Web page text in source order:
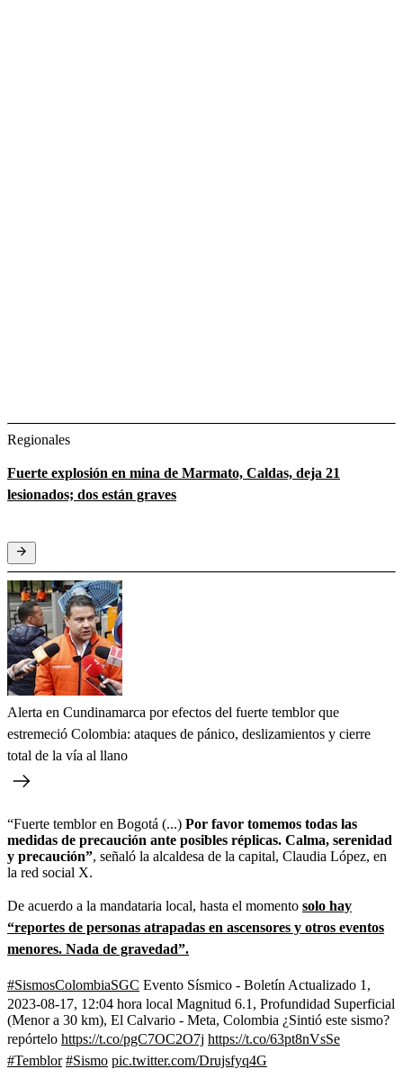
Regionales
Fuerte explosión en mina de Marmato, Caldas, deja 21
lesionados; dos están graves
Alerta en Cundinamarca por efectos del fuerte temblor que
estremeció Colombia: ataques de pánico, deslizamientos y cierre
total de la vía al llano
“Fuerte temblor en Bogotá (...) Por favor tomemos todas las
medidas de precaución ante posibles réplicas. Calma, serenidad
y precaución”, señaló la alcaldesa de la capital, Claudia López, en
la red social X.
De acuerdo a la mandataria local, hasta el momento solo hay
“reportes de personas atrapadas en ascensores y otros eventos
menores. Nada de gravedad”.
#SismosColombiaSGC Evento Sísmico - Boletín Actualizado 1,
2023-08-17, 12:04 hora local Magnitud 6.1, Profundidad Superficial
(Menor a 30 km), El Calvario - Meta, Colombia ¿Sintió este sismo?
repórtelo https://t.co/pgC7OC2O7j https://t.co/63pt8nVsSe
#Temblor #Sismo pic.twitter.com/Drujsfyq4G